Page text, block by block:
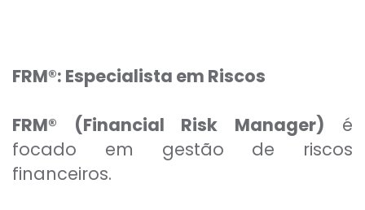
FRM®: Especialista em Riscos
FRM® (Financial Risk Manager) é
focado em gestão de riscos
financeiros.